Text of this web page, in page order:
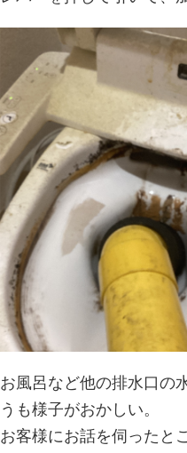
お風呂など他の排水口の
うも様子がおかしい。
お客様にお話を伺ったと